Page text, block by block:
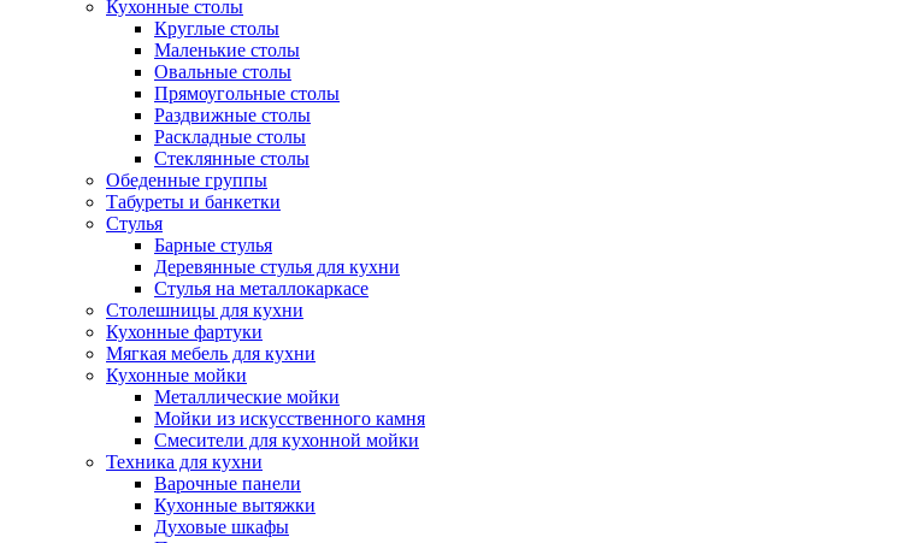
Кухонные столы
Круглые столы
Маленькие столы
Овальные столы
Прямоугольные столы
Раздвижные столы
Раскладные столы
Стеклянные столы
Обеденные группы
Табуреты и банкетки
Стулья
Барные стулья
Деревянные стулья для кухни
Стулья на металлокаркасе
Столешницы для кухни
Кухонные фартуки
Мягкая мебель для кухни
Кухонные мойки
Металлические мойки
Мойки из искусственного камня
Смесители для кухонной мойки
Техника для кухни
Варочные панели
Кухонные вытяжки
Духовые шкафы